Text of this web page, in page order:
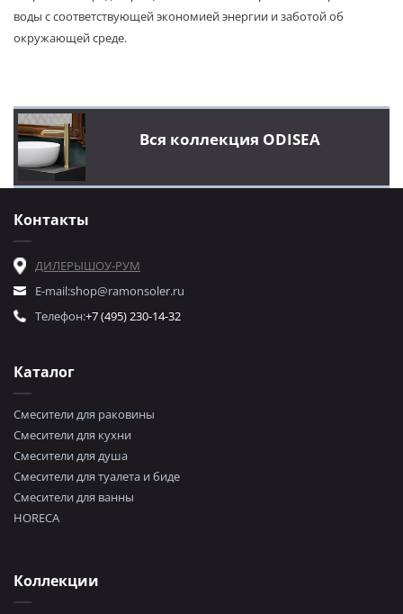
Вся коллекция ODISEA
воды с соответствующей экономией энергии и заботой об
окружающей среде.
Каталог
Смесители для раковины
Смесители для кухни
Смесители для душа
Смесители для туалета и биде
Смесители для ванны
HORECA
Коллекции
Контакты
ДИЛЕРЫШОУ-РУМ
E-mail:shop@ramonsoler.ru
Телефон:+7 (495) 230-14-32